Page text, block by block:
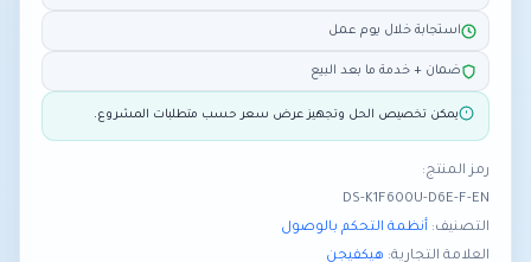
استجابة خلال يوم عمل
ضمان + خدمة ما بعد البيع
يمكن تخصيص الحل وتجهيز عرض سعر حسب متطلبات المشروع.
رمز المنتج:
DS-K1F600U-D6E-F-EN
التصنيف: أنظمة التحكم بالوصول
العلامة التجارية: هيكفيجن